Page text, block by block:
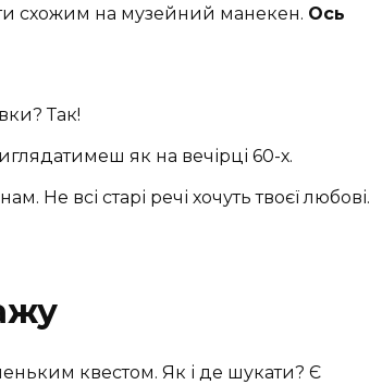
схожим на музейний манекен. Ось
Так!
як на вечірці 60-х.
Не всі старі речі хочуть твоєї любові.
квестом. Як і де шукати? Є